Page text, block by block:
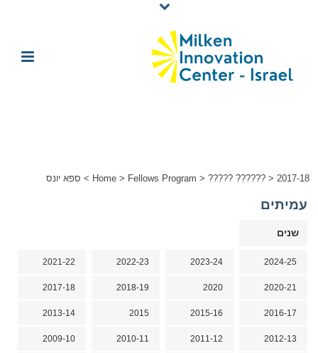
Home > Fellows Program > ????? ?????? > 2017-18
> ספא יונס
עמיתים
שנים
2024-25
2023-24
2022-23
2021-22
2020-21
2020
2018-19
2017-18
2016-17
2015-16
2015
2013-14
2012-13
2011-12
2010-11
2009-10